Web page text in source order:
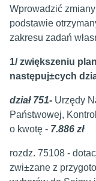
Wprowadzić
podstawie
zakresu zadań
1/ zwiększeniu
następuj±cych
dział 751- Urzędy
Państwowej,
o kwotę - 7.886 zł
rozdz. 75108 -
zwi±zane z